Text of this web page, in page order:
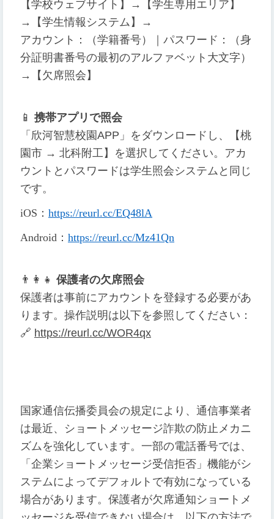
【学校ウェブサイト】→【学生専用エリア】
→【学生情報システム】→
アカウント：（学籍番号）｜パスワード：（身
分証明書番号の最初のアルファベット大文字）
→【欠席照会】
📱 携帯アプリで照会
「欣河智慧校園APP」をダウンロードし、【桃
園市 → 北科附工】を選択してください。アカ
ウントとパスワードは学生照会システムと同じ
です。
iOS ： https://reurl.cc/EQ48lA
Android ： https://reurl.cc/Mz41Qn
👨 👩 👧 保護者の欠席照会
保護者は事前にアカウントを登録する必要があ
ります。操作説明は以下を参照してください：
🔗 https://reurl.cc/WOR4qx
国家通信伝播委員会の規定により、通信事業者
は最近、ショートメッセージ詐欺の防止メカニ
ズムを強化しています。一部の電話番号では、
「企業ショートメッセージ受信拒否」機能がシ
ステムによってデフォルトで有効になっている
場合があります。保護者が欠席通知ショートメ